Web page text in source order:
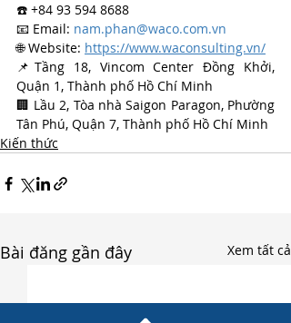
☎️ +84 93 594 8688
📧 Email: nam.phan@waco.com.vn
🌐 Website: https://www.waconsulting.vn/
📌Tầng 18, Vincom Center Đồng Khởi,
Quận 1, Thành phố Hồ Chí Minh
🏢 Lầu 2, Tòa nhà Saigon Paragon, Phường
Tân Phú, Quận 7, Thành phố Hồ Chí Minh
Kiến thức
Bài đăng gần đây Xem tất cả